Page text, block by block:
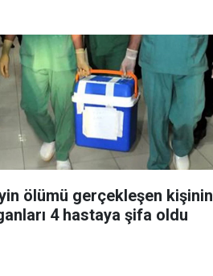
ölümü gerçekleşen kişinin
4 hastaya şifa oldu